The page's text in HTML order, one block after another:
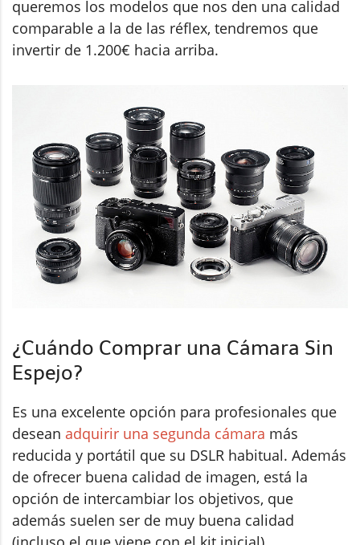
queremos los modelos que nos den una calidad
comparable a la de las réflex, tendremos que
invertir de 1.200€ hacia arriba.
¿Cuándo Comprar una Cámara Sin
Espejo?
Es una excelente opción para profesionales que
desean adquirir una segunda cámara más
reducida y portátil que su DSLR habitual. Además
de ofrecer buena calidad de imagen, está la
opción de intercambiar los objetivos, que
además suelen ser de muy buena calidad